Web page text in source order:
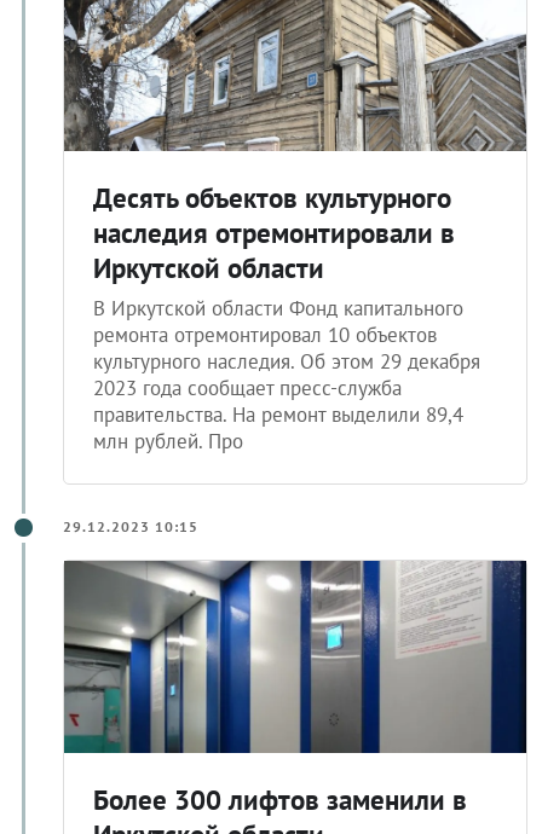
Десять объектов культурного
наследия отремонтировали в
Иркутской области
В Иркутской области Фонд капитального
ремонта отремонтировал 10 объектов
культурного наследия. Об этом 29 декабря
2023 года сообщает пресс-служба
правительства. На ремонт выделили 89,4
млн рублей. Про
29.12.2023 10:15
Более 300 лифтов заменили в